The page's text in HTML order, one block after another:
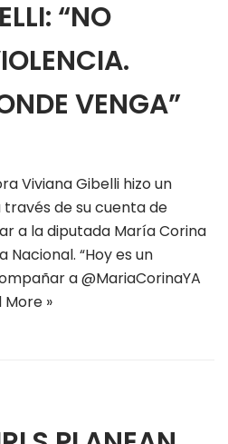
“NO
VENGA”
Viviana Gibelli hizo un
de su cuenta de
a la diputada María Corina
“Hoy es un
a @MariaCorinaYA
More »